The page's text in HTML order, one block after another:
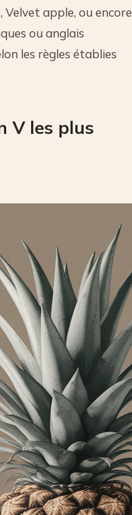
apple, ou encore
ou anglais
les règles établies
V les plus